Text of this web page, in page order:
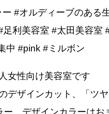
#オルディーブのある
利美容室 #太田美容室
中 #pink #ミルボン
女性向け美容室です
デザインカット、「ツヤ
、デザインカラーはお